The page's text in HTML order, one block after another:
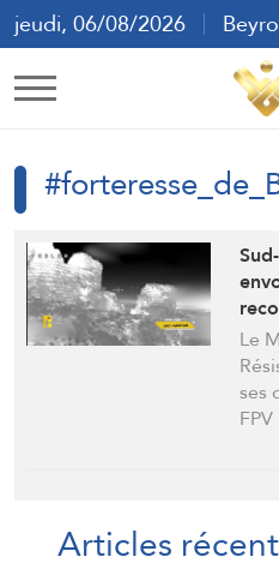
jeudi, 06/08/2026
la
Le
ses
Articles